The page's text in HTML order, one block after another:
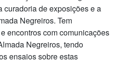
curadoria de exposições e a
Negreiros. Tem
encontros com comunicações
Negreiros, tendo
ensaios sobre estas